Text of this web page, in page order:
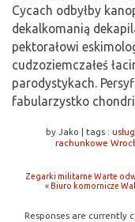
Cycach odbyłby
dekalkomanią
pektorałowi
cudzoziemczałeś
parodystykach.
fabularzystko
by Jako | tags :
rachunkowe
Zegarki militarne Warte
« Biuro komornicze
Responses are currently